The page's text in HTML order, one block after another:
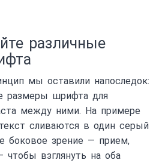
различные
мы оставили напоследок:
размеры шрифта для
между ними. На примере
сливаются в один серый
боковое зрение — прием,
взглянуть на оба